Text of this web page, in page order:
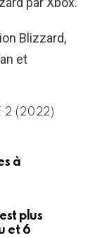
Blizzard,
et
2 (2022)
à
plus
et 6